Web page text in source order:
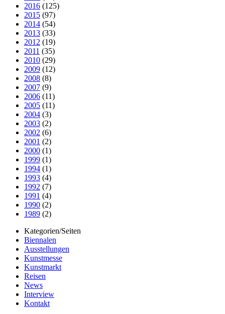
2016 (125)
2015 (97)
2014 (54)
2013 (33)
2012 (19)
2011 (35)
2010 (29)
2009 (12)
2008 (8)
2007 (9)
2006 (11)
2005 (11)
2004 (3)
2003 (2)
2002 (6)
2001 (2)
2000 (1)
1999 (1)
1994 (1)
1993 (4)
1992 (7)
1991 (4)
1990 (2)
1989 (2)
Kategorien/Seiten
Biennalen
Ausstellungen
Kunstmesse
Kunstmarkt
Reisen
News
Interview
Kontakt